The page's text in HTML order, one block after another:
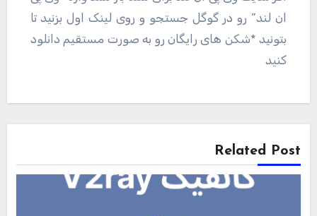
ان لند” رو در گوگل جستجو و روی لینک اول بزنید تا
بتونید *شکن های رایگان رو به صورت مستقیم دانلود
کنید
راهبری
Related Post